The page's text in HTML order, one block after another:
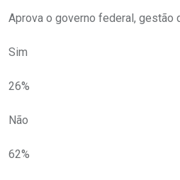
Aprova o governo federal, gestão
Sim
26%
Não
62%